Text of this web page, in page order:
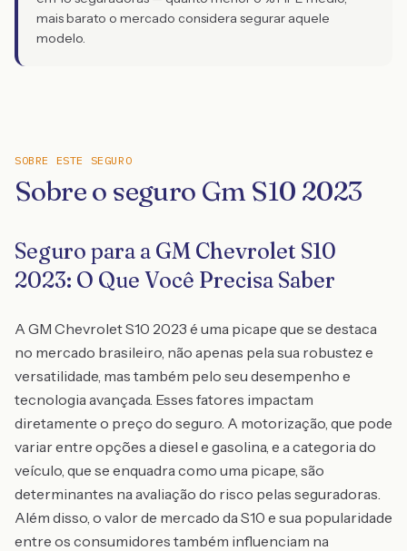
mais barato o mercado considera segurar aquele
modelo.
SOBRE ESTE SEGURO
Sobre o seguro Gm S10 2023
Seguro para a GM Chevrolet S10
2023: O Que Você Precisa Saber
A GM Chevrolet S10 2023 é uma picape que se destaca
no mercado brasileiro, não apenas pela sua robustez e
versatilidade, mas também pelo seu desempenho e
tecnologia avançada. Esses fatores impactam
diretamente o preço do seguro. A motorização, que pode
variar entre opções a diesel e gasolina, e a categoria do
veículo, que se enquadra como uma picape, são
determinantes na avaliação do risco pelas seguradoras.
Além disso, o valor de mercado da S10 e sua popularidade
entre os consumidores também influenciam na